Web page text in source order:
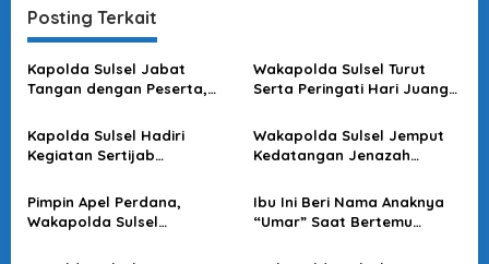
a
s
i
o
s
Posting Terkait
Kapolda Sulsel Jabat
Tangan dengan Peserta,
Wakapolda Sulsel Turut
Serta Peringati Hari Juang
Kapolda Sulsel Hadiri
Kegiatan Sertijab
AU Sultan Hasanuddin
Wakapolda Sulsel Jemput
Kedatangan Jenazah
Sultan Hasanuddin
Pimpin Apel Perdana,
Wakapolda Sulsel
Ibu Ini Beri Nama Anaknya
“Umar” Saat Bertemu